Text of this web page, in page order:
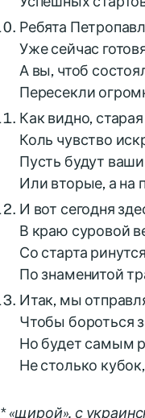
Ребята
Уже сейчас
А вы, чтоб
Пересекли
Как видно,
Коль чувство
Пусть будут
Или вторые, а на
И вот сегодня
В краю суровой
Со старта
По знаменитой
Итак, мы
Чтобы бороться
Но будет самым
Не столько
* «щирой», с